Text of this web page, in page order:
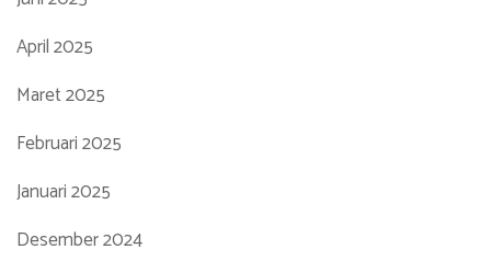
April 2025
Maret 2025
Februari 2025
Januari 2025
Desember 2024